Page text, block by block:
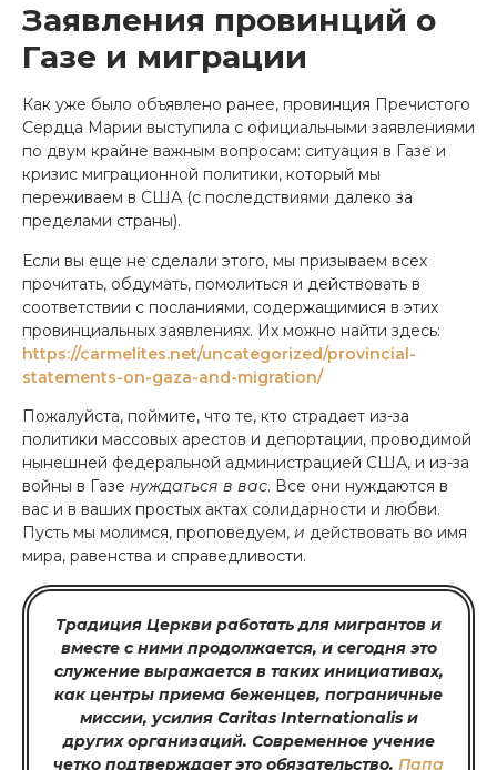
Заявления провинций о
Газе и миграции
Как уже было объявлено ранее, провинция Пречистого
Сердца Марии выступила с официальными заявлениями
по двум крайне важным вопросам: ситуация в Газе и
кризис миграционной политики, который мы
переживаем в США (с последствиями далеко за
пределами страны).
Если вы еще не сделали этого, мы призываем всех
прочитать, обдумать, помолиться и действовать в
соответствии с посланиями, содержащимися в этих
провинциальных заявлениях. Их можно найти здесь:
https://carmelites.net/uncategorized/provincial-
statements-on-gaza-and-migration/
Пожалуйста, поймите, что те, кто страдает из-за
политики массовых арестов и депортации, проводимой
нынешней федеральной администрацией США, и из-за
войны в Газе нуждаться в вас. Все они нуждаются в
вас и в ваших простых актах солидарности и любви.
Пусть мы молимся, проповедуем, и действовать во имя
мира, равенства и справедливости.
Традиция Церкви работать для мигрантов и
вместе с ними продолжается, и сегодня это
служение выражается в таких инициативах,
как центры приема беженцев, пограничные
миссии, усилия Caritas Internationalis и
других организаций. Современное учение
четко подтверждает это обязательство. Папа